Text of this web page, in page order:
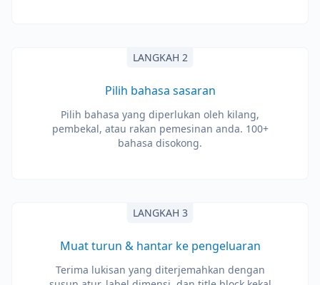
LANGKAH 2
Pilih bahasa sasaran
Pilih bahasa yang diperlukan oleh kilang,
pembekal, atau rakan pemesinan anda. 100+
bahasa disokong.
LANGKAH 3
Muat turun & hantar ke pengeluaran
Terima lukisan yang diterjemahkan dengan